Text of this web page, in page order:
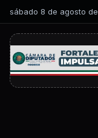
sábado 8 de agosto